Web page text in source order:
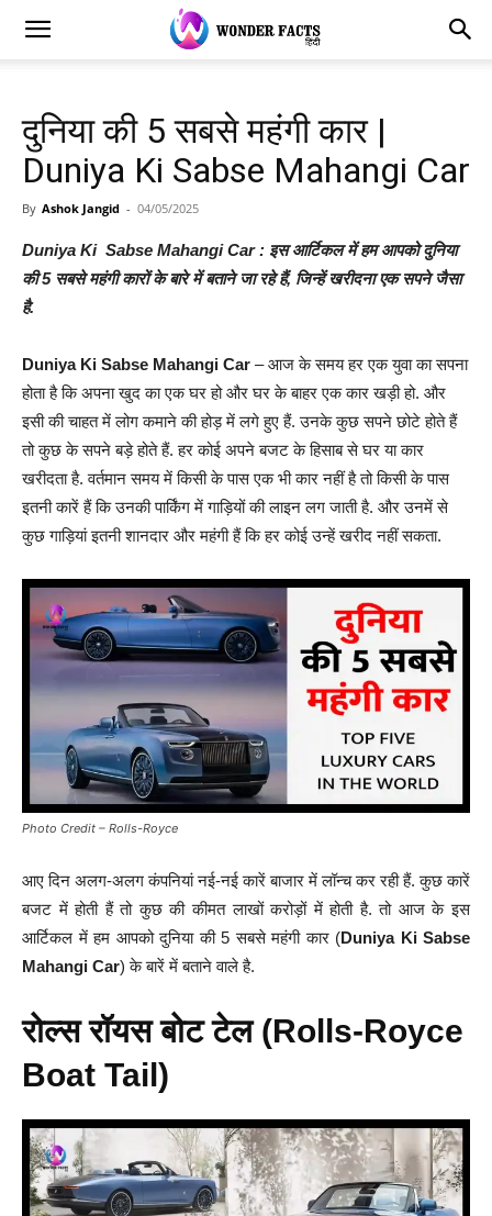
दुनिया की 5 सबसे महंगी कार |
Duniya Ki Sabse Mahangi Car
By Ashok Jangid - 04/05/2025
Duniya Ki Sabse Mahangi Car : इस आर्टिकल में हम आपको दुनिया
की 5 सबसे महंगी कारों के बारे में बताने जा रहे हैं, जिन्हें खरीदना एक सपने जैसा
है.
Duniya Ki Sabse Mahangi Car – आज के समय हर एक युवा का सपना
होता है कि अपना खुद का एक घर हो और घर के बाहर एक कार खड़ी हो. और
इसी की चाहत में लोग कमाने की होड़ में लगे हुए हैं. उनके कुछ सपने छोटे होते हैं
तो कुछ के सपने बड़े होते हैं. हर कोई अपने बजट के हिसाब से घर या कार
खरीदता है. वर्तमान समय में किसी के पास एक भी कार नहीं है तो किसी के पास
इतनी कारें हैं कि उनकी पार्किंग में गाड़ियों की लाइन लग जाती है. और उनमें से
कुछ गाड़ियां इतनी शानदार और महंगी हैं कि हर कोई उन्हें खरीद नहीं सकता.
Photo Credit – Rolls-Royce
आए दिन अलग-अलग कंपनियां नई-नई कारें बाजार में लॉन्च कर रही हैं. कुछ कारें
बजट में होती हैं तो कुछ की कीमत लाखों करोड़ों में होती है. तो आज के इस
आर्टिकल में हम आपको दुनिया की 5 सबसे महंगी कार (Duniya Ki Sabse
Mahangi Car) के बारें में बताने वाले है.
रोल्स रॉयस बोट टेल (Rolls-Royce
Boat Tail)